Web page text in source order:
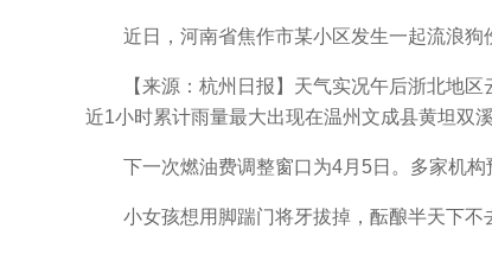
近日，河南省焦作市某小区发生一起流浪狗
【来源：杭州日报】天气实况午后浙北地区云
近1小时累计雨量最大出现在温州文成县黄坦双
下一次燃油费调整窗口为4月5日。多家机构
小女孩想用脚踹门将牙拔掉，酝酿半天下不